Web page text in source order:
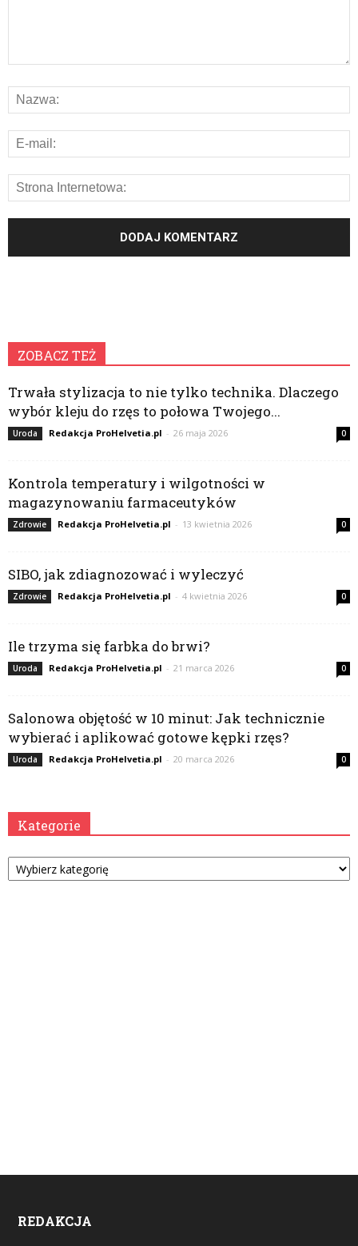
ZOBACZ TEŻ
Trwała stylizacja to nie tylko technika. Dlaczego
wybór kleju do rzęs to połowa Twojego...
Uroda Redakcja ProHelvetia.pl - 26 maja 2026 0
Kontrola temperatury i wilgotności w
magazynowaniu farmaceutyków
Zdrowie Redakcja ProHelvetia.pl - 13 kwietnia 2026 0
SIBO, jak zdiagnozować i wyleczyć
Zdrowie Redakcja ProHelvetia.pl - 4 kwietnia 2026 0
Ile trzyma się farbka do brwi?
Uroda Redakcja ProHelvetia.pl - 21 marca 2026 0
Salonowa objętość w 10 minut: Jak technicznie
wybierać i aplikować gotowe kępki rzęs?
Uroda Redakcja ProHelvetia.pl - 20 marca 2026 0
Kategorie
Kategorie
REDAKCJA